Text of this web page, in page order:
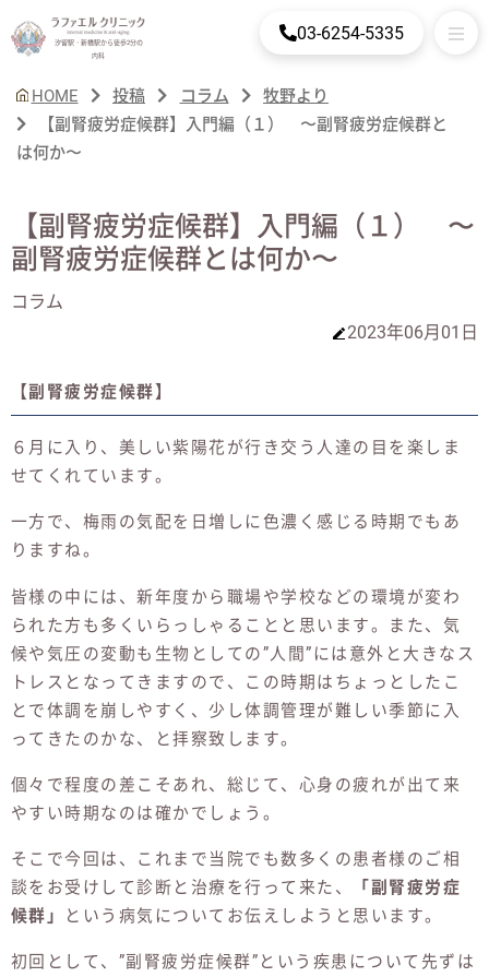
汐留駅・新橋駅から徒歩2分の
内科
03-6254-5335
HOME 投稿 コラム
牧野より
【副腎疲労症候群】入門編（１） 〜副腎疲労症候群と
は何か〜
【副腎疲労症候群】入門編（１） 〜
副腎疲労症候群とは何か〜
コラム
2023年06月01日
【副腎疲労症候群】
６月に入り、美しい紫陽花が行き交う人達の目を楽しま
せてくれています。
一方で、梅雨の気配を日増しに色濃く感じる時期でもあ
りますね。
皆様の中には、新年度から職場や学校などの環境が変わ
られた方も多くいらっしゃることと思います。また、気
候や気圧の変動も生物としての”人間”には意外と大きなス
トレスとなってきますので、この時期はちょっとしたこ
とで体調を崩しやすく、少し体調管理が難しい季節に入
ってきたのかな、と拝察致します。
個々で程度の差こそあれ、総じて、心身の疲れが出て来
やすい時期なのは確かでしょう。
そこで今回は、これまで当院でも数多くの患者様のご相
談をお受けして診断と治療を行って来た、
「副腎疲労症
候群」
という病気についてお伝えしようと思います。
初回として、”副腎疲労症候群”という疾患について先ずは